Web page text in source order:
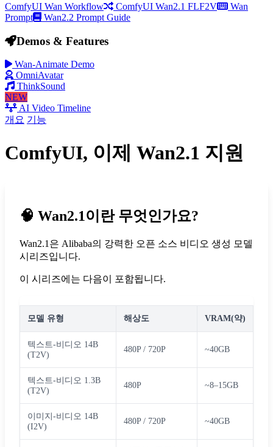
ComfyUI Wan Workflow
ComfyUI Wan2.1 FLF2V
Wan
Prompt
Wan2.2 Prompt Guide
Demos & Features
Wan-Animate Demo
OmniAvatar
ThinkSound
NEW
AI Video Timeline
개요 기능
ComfyUI, 이제 Wan2.1 지원
🧠 Wan2.1이란 무엇인가요?
Wan2.1은 Alibaba의 강력한 오픈 소스 비디오 생성 모델
시리즈입니다.
이 시리즈에는 다음이 포함됩니다.
모델 유형 해상도 VRAM(약)
텍스트-비디오 14B
(T2V)
480P / 720P ~40GB
텍스트-비디오 1.3B
(T2V)
480P ~8–15GB
이미지-비디오 14B
(I2V)
480P / 720P ~40GB